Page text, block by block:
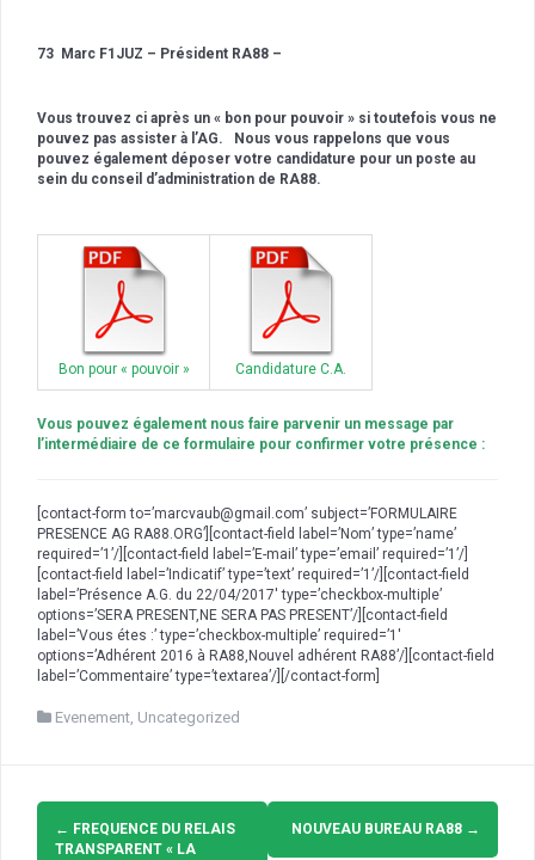
73 Marc F1JUZ – Président RA88 –
Vous trouvez ci après un « bon pour pouvoir » si toutefois vous ne
pouvez pas assister à l’AG. Nous vous rappelons que vous
pouvez également déposer votre candidature pour un poste au
sein du conseil d’administration de RA88.
Bon pour « pouvoir » Candidature C.A.
Vous pouvez également nous faire parvenir un message par
l’intermédiaire de ce formulaire pour confirmer votre présence :
[contact-form to=’marcvaub@gmail.com’ subject=’FORMULAIRE
PRESENCE AG RA88.ORG’][contact-field label=’Nom’ type=’name’
required=’1’/][contact-field label=’E-mail’ type=’email’ required=’1’/]
[contact-field label=’Indicatif’ type=’text’ required=’1’/][contact-field
label=’Présence A.G. du 22/04/2017′ type=’checkbox-multiple’
options=’SERA PRESENT,NE SERA PAS PRESENT’/][contact-field
label=’Vous étes :’ type=’checkbox-multiple’ required=’1′
options=’Adhérent 2016 à RA88,Nouvel adhérent RA88’/][contact-field
label=’Commentaire’ type=’textarea’/][/contact-form]
Evenement, Uncategorized
Navigation
d'article
← FREQUENCE DU RELAIS
TRANSPARENT « LA
NOUVEAU BUREAU RA88 →